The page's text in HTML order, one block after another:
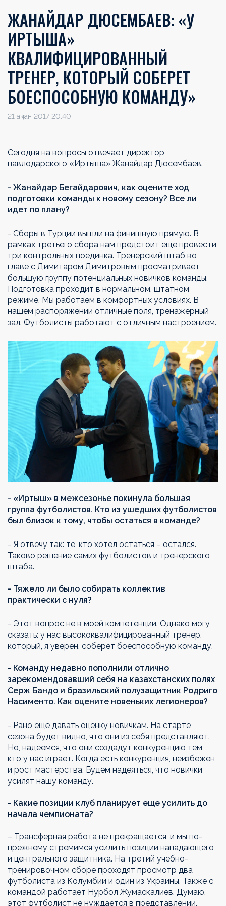
ЖАНАЙДАР ДЮСЕМБАЕВ: «У
ИРТЫША»
КВАЛИФИЦИРОВАННЫЙ
ТРЕНЕР, КОТОРЫЙ СОБЕРЕТ
БОЕСПОСОБНУЮ КОМАНДУ»
21 ақпан 2017 20:40
Сегодня на вопросы отвечает директор
павлодарского «Иртыша» Жанайдар Дюсембаев.
- Жанайдар Бегайдарович, как оцените ход
подготовки команды к новому сезону? Все ли
идет по плану?
- Сборы в Турции вышли на финишную прямую. В
рамках третьего сбора нам предстоит еще провести
три контрольных поединка. Тренерский штаб во
главе с Димитаром Димитровым просматривает
большую группу потенциальных новичков команды.
Подготовка проходит в нормальном, штатном
режиме. Мы работаем в комфортных условиях. В
нашем распоряжении отличные поля, тренажерный
зал. Футболисты работают с отличным настроением.
- «Иртыш» в межсезонье покинула большая
группа футболистов. Кто из ушедших футболистов
был близок к тому, чтобы остаться в команде?
- Я отвечу так: те, кто хотел остаться – остался.
Таково решение самих футболистов и тренерского
штаба.
- Тяжело ли было собирать коллектив
практически с нуля?
- Этот вопрос не в моей компетенции. Однако могу
сказать: у нас высококвалифицированный тренер,
который, я уверен, соберет боеспособную команду.
- Команду недавно пополнили отлично
зарекомендовавший себя на казахстанских полях
Серж Бандо и бразильский полузащитник Родриго
Насименто. Как оцените новеньких легионеров?
- Рано ещё давать оценку новичкам. На старте
сезона будет видно, что они из себя представляют.
Но, надеемся, что они создадут конкуренцию тем,
кто у нас играет. Когда есть конкуренция, неизбежен
и рост мастерства. Будем надеяться, что новички
усилят нашу команду.
- Какие позиции клуб планирует еще усилить до
начала чемпионата?
– Трансферная работа не прекращается, и мы по-
прежнему стремимся усилить позиции нападающего
и центрального защитника. На третий учебно-
тренировочном сборе проходят просмотр два
футболиста из Колумбии и один из Украины. Также с
командой работает Нурбол Жумаскалиев. Думаю,
этот футболист не нуждается в представлении.